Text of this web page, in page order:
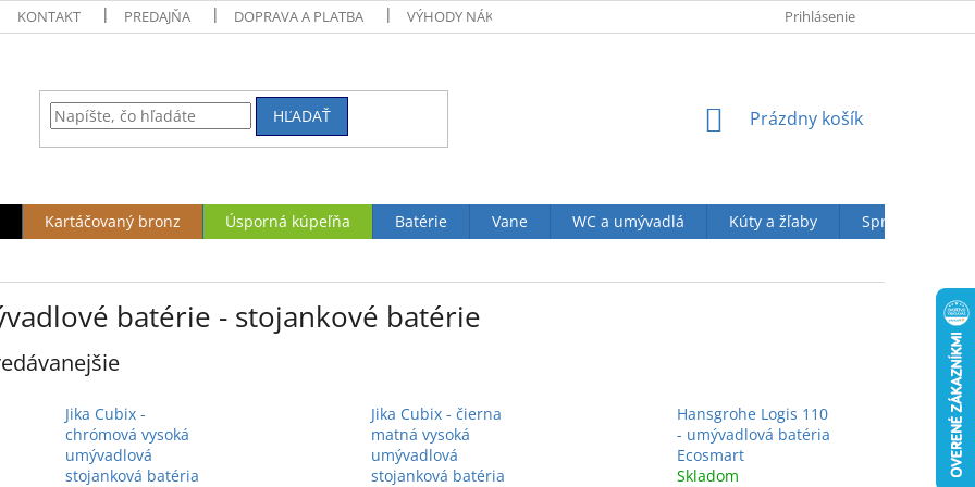
KONTAKT PREDAJŇA DOPRAVA A PLATBA VÝHODY NÁKUPU U NÁS OBCHODNÉ PODMIENKY (VOP)Prihlásenie
HĽADAŤ
NÁKUPNÝ
Prázdny košík
Kartáčovaný bronz Úsporná kúpeľňa Batérie Vane WC a umývadlá Kúty a žľaby
Sprchové sety
batérie - stojankové batérie
Jika Cubix -
chrómová vysoká
umývadlová
stojanková batéria
Jika Cubix - čierna
matná vysoká
umývadlová
stojanková batéria
Hansgrohe Logis 110
- umývadlová batéria
Ecosmart
Skladom